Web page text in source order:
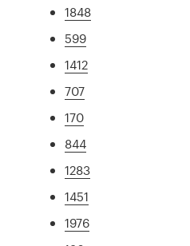
1848
599
1412
707
170
844
1283
1451
1976